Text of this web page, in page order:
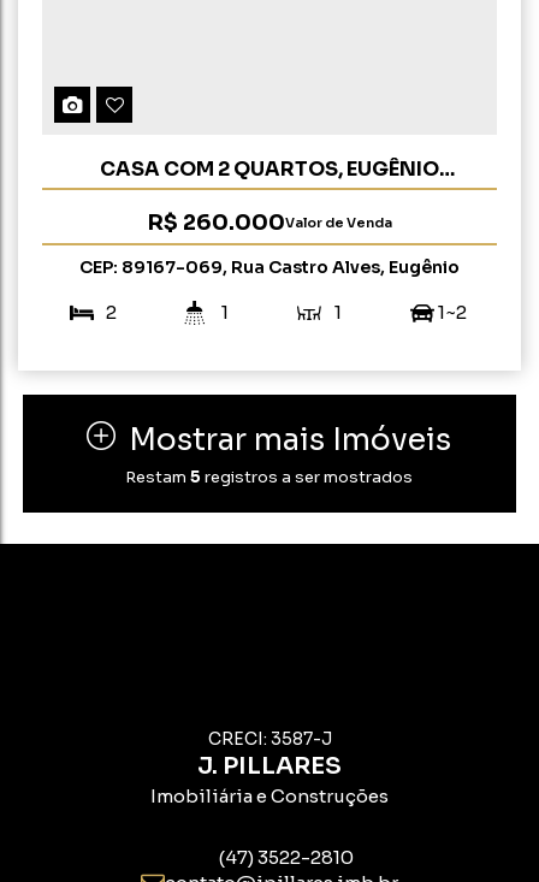
CASA COM 2 QUARTOS, EUGÊNIO
SCHNEIDER - RIO DO SUL (OP 250)
R$ 260.000Valor de Venda
CEP: 89167-069, Rua Castro Alves, Eugênio
2 1 1
1 ~ 2
25m
25m
Mostrar mais Imóveis
Restam5 registros a ser mostrados
CRECI: 3587-J
J. PILLARES
Imobiliária e Construções
(47) 3522-2810